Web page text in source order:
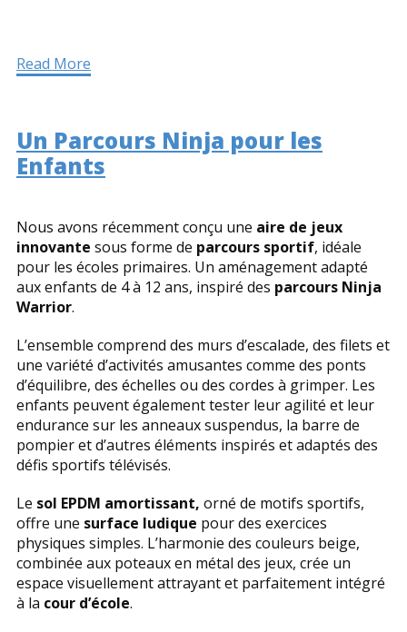
Read More
Un Parcours Ninja pour les
Enfants
Nous avons récemment conçu une aire de jeux
innovante sous forme de parcours sportif, idéale
pour les écoles primaires. Un aménagement adapté
aux enfants de 4 à 12 ans, inspiré des parcours Ninja
Warrior.
L’ensemble comprend des murs d’escalade, des filets et
une variété d’activités amusantes comme des ponts
d’équilibre, des échelles ou des cordes à grimper. Les
enfants peuvent également tester leur agilité et leur
endurance sur les anneaux suspendus, la barre de
pompier et d’autres éléments inspirés et adaptés des
défis sportifs télévisés.
Le sol EPDM amortissant, orné de motifs sportifs,
offre une surface ludique pour des exercices
physiques simples. L’harmonie des couleurs beige,
combinée aux poteaux en métal des jeux, crée un
espace visuellement attrayant et parfaitement intégré
à la cour d’école.